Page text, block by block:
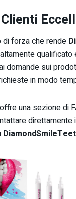
di forza che rende
qualificato
domande sui
in modo
una sezione di
direttamente